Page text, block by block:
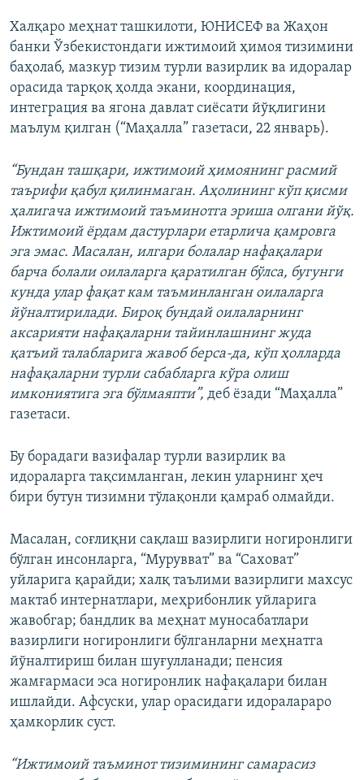
Халқаро меҳнат ташкилоти, ЮНИСЕФ ва Жаҳон
банки Ўзбекистондаги ижтимоий ҳимоя тизимини
баҳолаб, мазкур тизим турли вазирлик ва идоралар
орасида тарқоқ ҳолда экани, координация,
интеграция ва ягона давлат сиёсати йўқлигини
маълум қилган (“Маҳалла” газетаси, 22 январь).
“Бундан ташқари, ижтимоий ҳимоянинг расмий
таърифи қабул қилинмаган. Аҳолининг кўп қисми
ҳалигача ижтимоий таъминотга эриша олгани йўқ.
Ижтимоий ёрдам дастурлари етарлича қамровга
эга эмас. Масалан, илгари болалар нафақалари
барча болали оилаларга қаратилган бўлса, бугунги
кунда улар фақат кам таъминланган оилаларга
йўналтирилади. Бироқ бундай оилаларнинг
аксарияти нафақаларни тайинлашнинг жуда
қатъий талабларига жавоб берса-да, кўп ҳолларда
нафақаларни турли сабабларга кўра олиш
имкониятига эга бўлмаяпти”, деб ёзади “Маҳалла”
газетаси.
Бу борадаги вазифалар турли вазирлик ва
идораларга тақсимланган, лекин уларнинг ҳеч
бири бутун тизимни тўлақонли қамраб олмайди.
Масалан, соғлиқни сақлаш вазирлиги ногиронлиги
бўлган инсонларга, “Мурувват” ва “Саховат”
уйларига қарайди; халқ таълими вазирлиги махсус
мактаб интернатлари, меҳрибонлик уйларига
жавобгар; бандлик ва меҳнат муносабатлари
вазирлиги ногиронлиги бўлганларни меҳнатга
йўналтириш билан шуғулланади; пенсия
жамғармаси эса ногиронлик нафақалари билан
ишлайди. Афсуски, улар орасидаги идоралараро
ҳамкорлик суст.
“Ижтимоий таъминот тизимининг самарасиз